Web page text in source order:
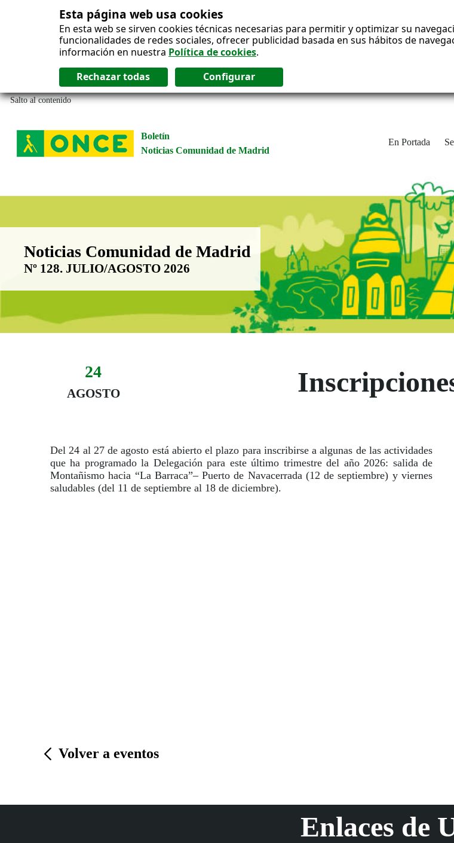
Esta página web usa cookies
En esta web se sirven cookies técnicas necesarias para permitir y optimizar su
funcionalidades de redes sociales, ofrecer publicidad basada en sus hábitos de
información en nuestra Política de cookies.
Salto al contenido
Boletín
Noticias Comunidad de Madrid
En Portada
Boletín Noticias Comunidad de Madrid
Noticias Comunidad de Madrid
Nº 128. JULIO/AGOSTO 2026
Fecha del evento
24
AGOSTO
24 agosto
Del 24 al 27 de agosto está abierto el plazo para inscribirse a algunas de las actividades
que ha programado la Delegación para este último trimestre del año 2026: salida de
Montañismo hacia “La Barraca”– Puerto de Navacerrada (12 de septiembre) y viernes
saludables (del 11 de septiembre al 18 de diciembre).
Volver a eventos
Enlaces de